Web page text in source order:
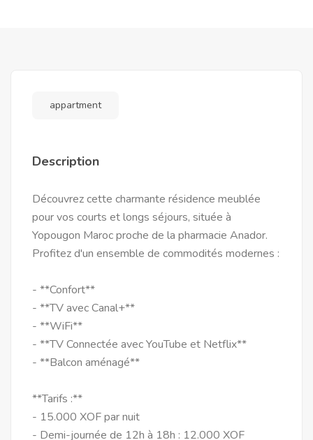
appartment
Description
Découvrez cette charmante résidence meublée
pour vos courts et longs séjours, située à
Yopougon Maroc proche de la pharmacie Anador.
Profitez d'un ensemble de commodités modernes :
- **Confort**
- **TV avec Canal+**
- **WiFi**
- **TV Connectée avec YouTube et Netflix**
- **Balcon aménagé**
**Tarifs :**
- 15.000 XOF par nuit
- Demi-journée de 12h à 18h : 12.000 XOF